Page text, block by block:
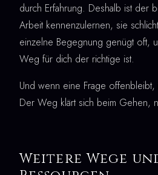
durch Erfahrung. Deshalb ist der
Arbeit kennenzulernen, sie
einzelne Begegnung genügt oft,
Weg für dich der richtige ist.
Und wenn eine Frage offenbleibt,
Der Weg klärt sich beim Gehen,
Weitere Wege